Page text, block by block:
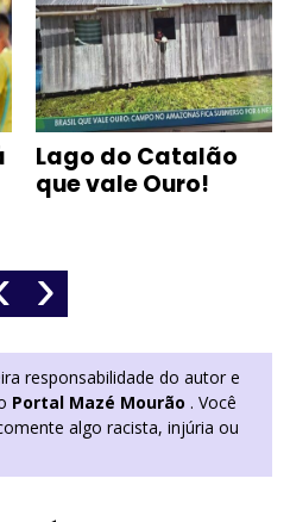
Lago do Catalão
que vale Ouro!
›
responsabilidade do autor e
Portal Mazé Mourão . Você
algo racista, injúria ou